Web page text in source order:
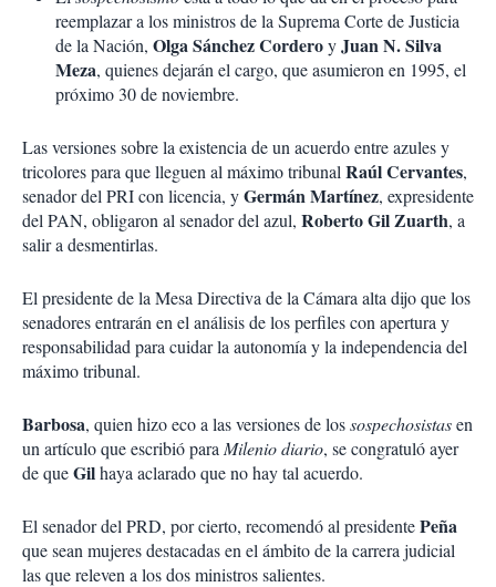
reemplazar a los ministros de la Suprema Corte de Justicia
de la Nación, Olga Sánchez CorderoyJuan N. Silva
Meza, quienes dejarán el cargo, que asumieron en 1995, el
próximo 30 de noviembre.
Las versiones sobre la existencia de un acuerdo entre azules y
tricolores para que lleguen al máximo tribunal Raúl Cervantes,
senador del PRI con licencia, yGermán Martínez, expresidente
del PAN, obligaron al senador del azul, Roberto Gil Zuarth, a
salir a desmentirlas.
El presidente de la Mesa Directiva de la Cámara alta dijo que los
senadores entrarán en el análisis de los perfiles con apertura y
responsabilidad para cuidar la autonomía y la independencia del
máximo tribunal.
Barbosa, quien hizo eco a las versiones de lossospechosistasen
un artículo que escribió para Milenio diario, se congratuló ayer
de queGilhaya aclarado que no hay tal acuerdo.
El senador del PRD, por cierto, recomendó al presidentePeña
que sean mujeres destacadas en el ámbito de la carrera judicial
las que releven a los dos ministros salientes.